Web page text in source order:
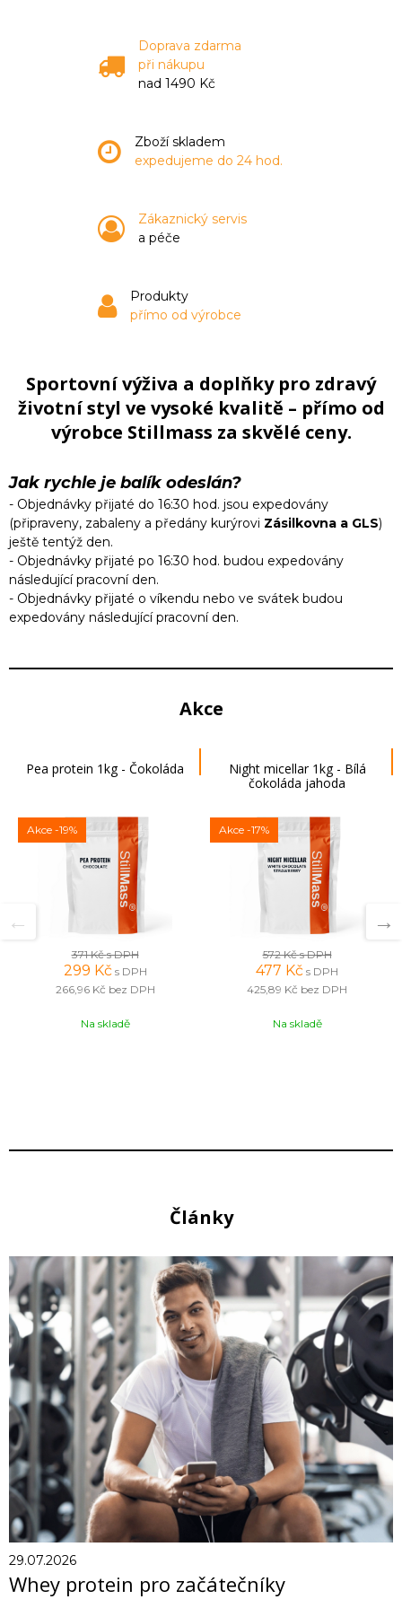
Doprava zdarma
při nákupu
nad 1490 Kč
Zboží skladem
expedujeme do 24 hod.
Zákaznický servis
a péče
Produkty
přímo od výrobce
Sportovní výživa a doplňky pro zdravý
životní styl ve vysoké kvalitě – přímo od
výrobce Stillmass za skvělé ceny.
Jak rychle je balík odeslán?
- Objednávky přijaté do 16:30 hod. jsou expedovány
(připraveny, zabaleny a předány kurýrovi Zásilkovna a GLS)
ještě tentýž den.
- Objednávky přijaté po 16:30 hod. budou expedovány
následující pracovní den.
- Objednávky přijaté o víkendu nebo ve svátek budou
expedovány následující pracovní den.
Akce
Pea protein 1kg - Čokoláda
Akce -19%
371 Kčs DPH
299 Kč s DPH
266,96 Kč bez DPH
Na skladě
Night micellar 1kg - Bílá
čokoláda jahoda
Akce -17%
572 Kčs DPH
477 Kč s DPH
425,89 Kč bez DPH
Na skladě
Články
29.07.2026
Whey protein pro začátečníky